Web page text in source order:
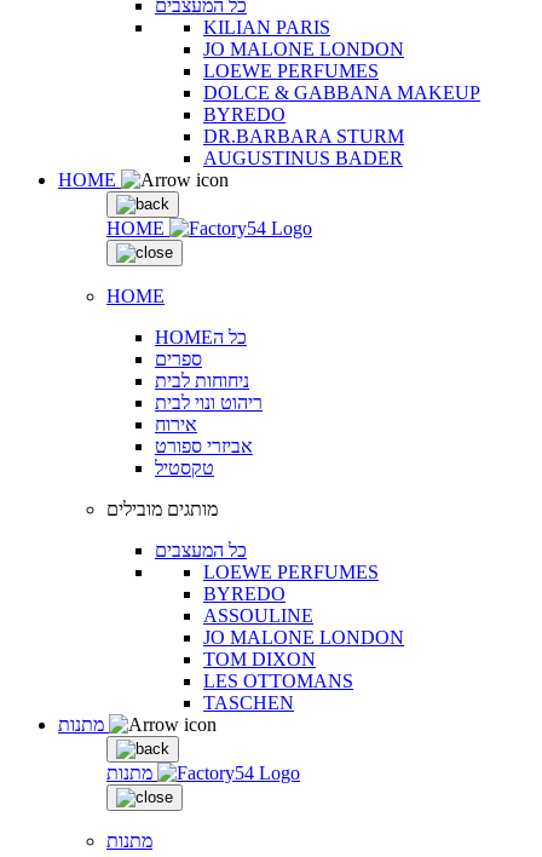
כל המעצבים
KILIAN PARIS
JO MALONE LONDON
LOEWE PERFUMES
DOLCE & GABBANA MAKEUP
BYREDO
DR.BARBARA STURM
AUGUSTINUS BADER
HOME
HOME
HOME
HOMEכל ה
ספרים
ניחוחות לבית
ריהוט ונוי לבית
אירוח
אביזרי ספורט
טקסטיל
מותגים מובילים
כל המעצבים
LOEWE PERFUMES
BYREDO
ASSOULINE
JO MALONE LONDON
TOM DIXON
LES OTTOMANS
TASCHEN
מתנות
מתנות